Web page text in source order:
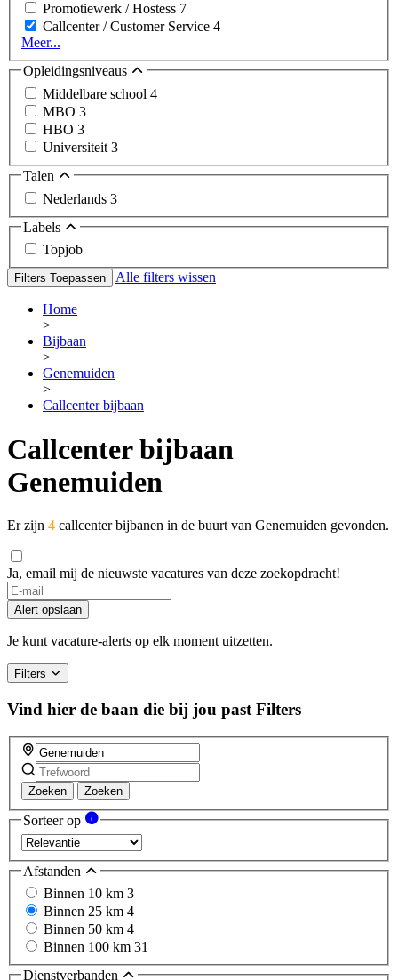
Promotiewerk / Hostess 7
Callcenter / Customer Service 4
Meer...
Opleidingsniveaus
Middelbare school 4
MBO 3
HBO 3
Universiteit 3
Talen
Nederlands 3
Labels
Topjob
Filters Toepassen Alle filters wissen
Home
>
Bijbaan
>
Genemuiden
>
Callcenter bijbaan
Callcenter bijbaan
Genemuiden
Er zijn 4 callcenter bijbanen in de buurt van Genemuiden gevonden.
Ja, email mij de nieuwste vacatures van deze zoekopdracht!
Alert opslaan
Je kunt vacature-alerts op elk moment uitzetten.
Filters
Vind hier de baan die bij jou past Filters
Zoeken Zoeken
Sorteer op
Afstanden
Binnen 10 km 3
Binnen 25 km 4
Binnen 50 km 4
Binnen 100 km 31
Dienstverbanden